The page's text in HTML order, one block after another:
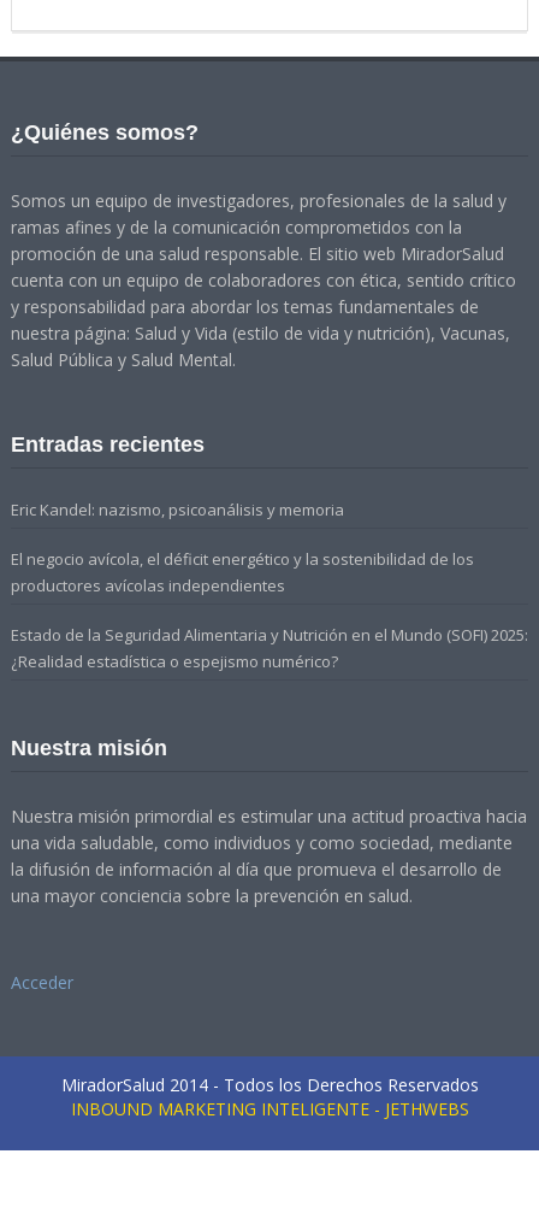
¿Quiénes somos?
Somos un equipo de investigadores, profesionales de la salud y
ramas afines y de la comunicación comprometidos con la
promoción de una salud responsable. El sitio web MiradorSalud
cuenta con un equipo de colaboradores con ética, sentido crítico
y responsabilidad para abordar los temas fundamentales de
nuestra página: Salud y Vida (estilo de vida y nutrición), Vacunas,
Salud Pública y Salud Mental.
Entradas recientes
Eric Kandel: nazismo, psicoanálisis y memoria
El negocio avícola, el déficit energético y la sostenibilidad de los
productores avícolas independientes
Estado de la Seguridad Alimentaria y Nutrición en el Mundo (SOFI) 2025:
¿Realidad estadística o espejismo numérico?
Nuestra misión
Nuestra misión primordial es estimular una actitud proactiva hacia
una vida saludable, como individuos y como sociedad, mediante
la difusión de información al día que promueva el desarrollo de
una mayor conciencia sobre la prevención en salud.
Acceder
MiradorSalud 2014 - Todos los Derechos Reservados
INBOUND MARKETING INTELIGENTE - JETHWEBS